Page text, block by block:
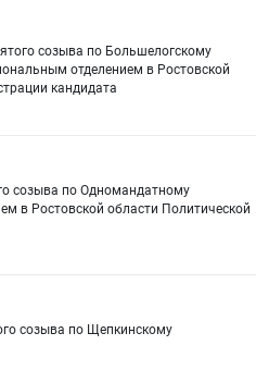
созыва по Большелогскому
отделением в Ростовской
кандидата
созыва по Одномандатному
в Ростовской области Политической
созыва по Щепкинскому